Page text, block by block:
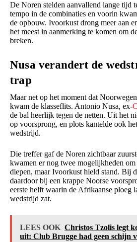
De Noren stelden aanvallend lange tijd
tempo in de combinaties en voorin
de opbouw. Ivoorkust drong meer aan
het meest in aanmerking te komen om
breken.
Nusa verandert de
trap
Maar net op het moment dat
kwam de klasseflits. Antonio Nusa, ex-
de bal heerlijk tegen de netten. Uit het
op voorsprong, en plots kantelde ook
wedstrijd.
Die treffer gaf de Noren zichtbaar
kwamen er nog twee mogelijkheden
diepen, maar Ivoorkust hield stand. Bij
daardoor bij een krappe Noorse
eerste helft waarin de Afrikaanse ploeg
wedstrijd zat.
LEES OOK Christos Tzolis legt
uit: Club Brugge had geen schijn